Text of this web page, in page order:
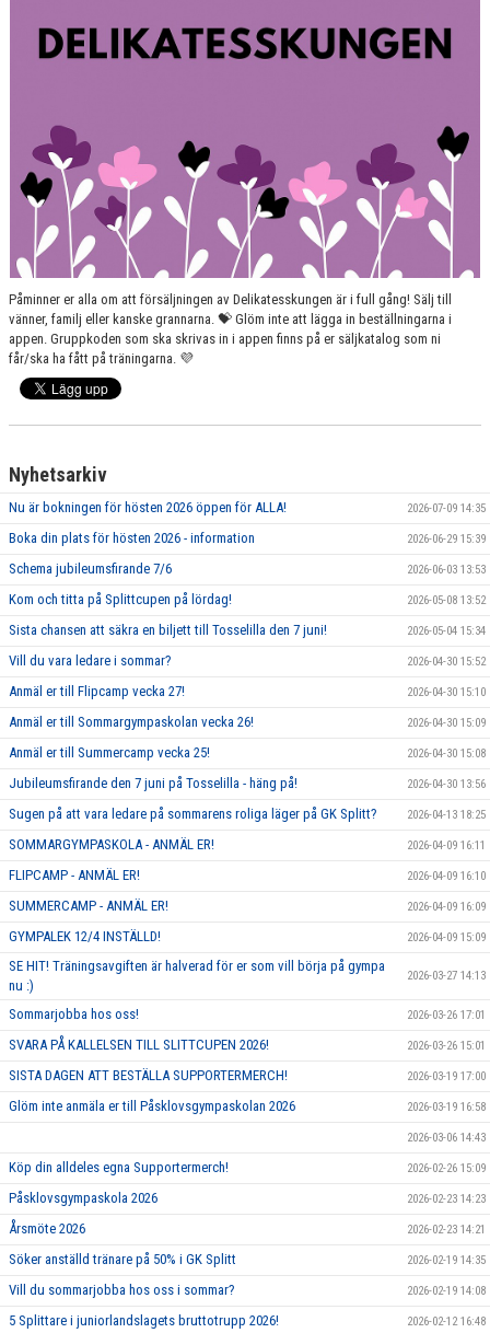
FUNKTIONÄRER
Påminner er alla om att försäljningen av Delikatesskungen är i full gång! Sälj till
vänner, familj eller kanske grannarna. 💝 Glöm inte att lägga in beställningarna i
appen. Gruppkoden som ska skrivas in i appen finns på er säljkatalog som ni
får/ska ha fått på träningarna. 💜
Nyhetsarkiv
Nu är bokningen för hösten 2026 öppen för ALLA! 2026-07-09 14:35
Boka din plats för hösten 2026 - information 2026-06-29 15:39
Schema jubileumsfirande 7/6 2026-06-03 13:53
Kom och titta på Splittcupen på lördag! 2026-05-08 13:52
Sista chansen att säkra en biljett till Tosselilla den 7 juni! 2026-05-04 15:34
Vill du vara ledare i sommar? 2026-04-30 15:52
Anmäl er till Flipcamp vecka 27! 2026-04-30 15:10
Anmäl er till Sommargympaskolan vecka 26! 2026-04-30 15:09
Anmäl er till Summercamp vecka 25! 2026-04-30 15:08
Jubileumsfirande den 7 juni på Tosselilla - häng på! 2026-04-30 13:56
Sugen på att vara ledare på sommarens roliga läger på GK Splitt? 2026-04-13 18:25
SOMMARGYMPASKOLA - ANMÄL ER! 2026-04-09 16:11
FLIPCAMP - ANMÄL ER! 2026-04-09 16:10
SUMMERCAMP - ANMÄL ER! 2026-04-09 16:09
GYMPALEK 12/4 INSTÄLLD! 2026-04-09 15:09
SE HIT! Träningsavgiften är halverad för er som vill börja på gympa
nu :)
2026-03-27 14:13
Sommarjobba hos oss! 2026-03-26 17:01
SVARA PÅ KALLELSEN TILL SLITTCUPEN 2026! 2026-03-26 15:01
SISTA DAGEN ATT BESTÄLLA SUPPORTERMERCH! 2026-03-19 17:00
Glöm inte anmäla er till Påsklovsgympaskolan 2026 2026-03-19 16:58
2026-03-06 14:43
Köp din alldeles egna Supportermerch! 2026-02-26 15:09
Påsklovsgympaskola 2026 2026-02-23 14:23
Årsmöte 2026 2026-02-23 14:21
Söker anställd tränare på 50% i GK Splitt 2026-02-19 14:35
Vill du sommarjobba hos oss i sommar? 2026-02-19 14:08
5 Splittare i juniorlandslagets bruttotrupp 2026! 2026-02-12 16:48